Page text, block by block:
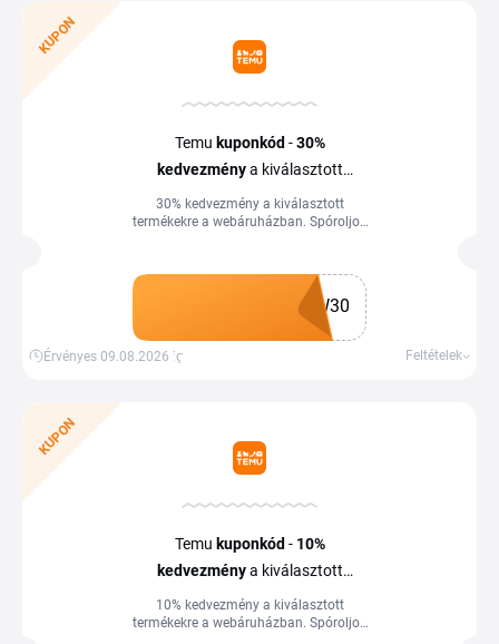
kuponnal spórolhat, majd ráadásul még cashbacket is
kaphat – szinte féláron juthat a termékhez.
KUPON
Temu kuponkód -30%
kedvezménya kiválasztott
termékekre
30% kedvezmény a kiválasztott
termékekre a webáruházban. Spóroljon
Kupon megszerzése
W30
Érvényes 09.08.2026-ig Feltételek
KUPON
Temu kuponkód - 10%
kedvezménya kiválasztott
termékekre
10% kedvezmény a kiválasztott
termékekre a webáruházban. Spóroljon